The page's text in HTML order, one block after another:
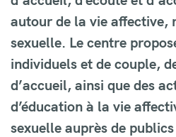
autour de la vie affective,
sexuelle. Le centre
individuels et de couple,
d’accueil, ainsi que des
d’éducation à la vie
sexuelle auprès de